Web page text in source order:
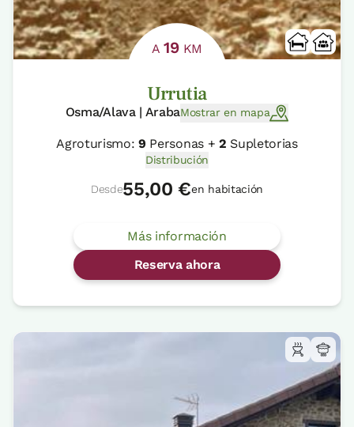
A19KM
Urrutia
Osma/Alava | ArabaMostrar en mapa
Agroturismo:9 Personas + 2 Supletorias
Distribución
Desde55,00 €en habitación
Más información
Reserva ahora